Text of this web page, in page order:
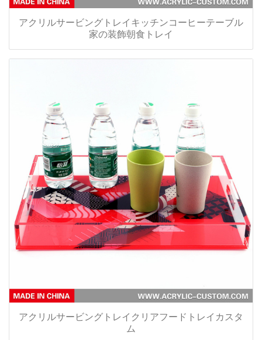
アクリルサービングトレイキッチンコーヒーテーブル
家の装飾朝食トレイ
アクリルサービングトレイクリアフードトレイカスタ
ム